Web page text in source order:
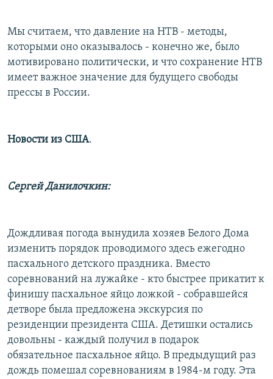
Мы считаем, что давление на НТВ - методы,
которыми оно оказывалось - конечно же, было
мотивировано политически, и что сохранение НТВ
имеет важное значение для будущего свободы
прессы в России.
Новости из США.
Сергей Данилочкин:
Дождливая погода вынудила хозяев Белого Дома
изменить порядок проводимого здесь ежегодно
пасхального детского праздника. Вместо
соревнований на лужайке - кто быстрее прикатит к
финишу пасхальное яйцо ложкой - собравшейся
детворе была предложена экскурсия по
резиденции президента США. Детишки остались
довольны - каждый получил в подарок
обязательное пасхальное яйцо. В предыдущий раз
дождь помешал соревнованиям в 1984-м году. Эта